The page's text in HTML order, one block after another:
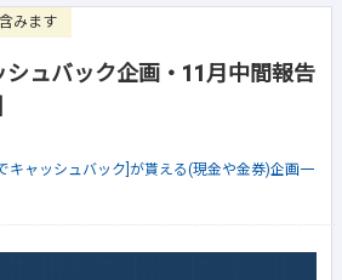
みます
シュバック企画・11月中間報告
キャッシュバック]が貰える(現金や金券)企画一